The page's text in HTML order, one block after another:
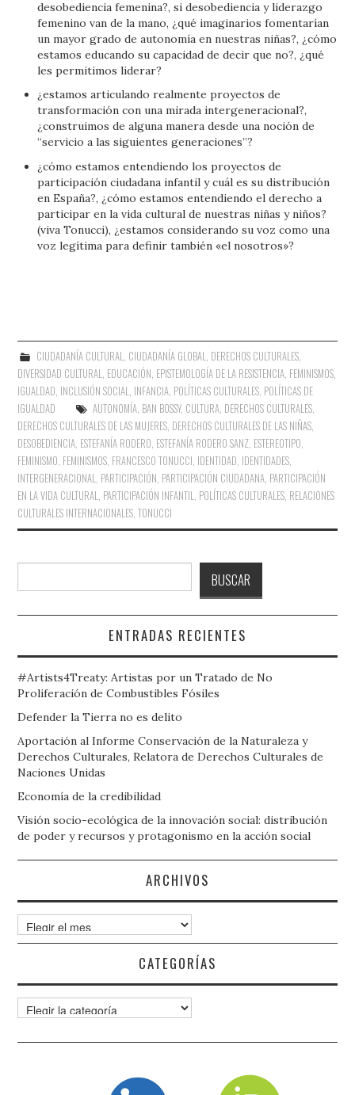
desobediencia femenina?, si desobediencia y liderazgo
femenino van de la mano, ¿qué imaginarios fomentarían
un mayor grado de autonomía en nuestras niñas?, ¿cómo
estamos educando su capacidad de decir que no?, ¿qué
les permitimos liderar?
¿estamos articulando realmente proyectos de
transformación con una mirada intergeneracional?,
¿construimos de alguna manera desde una noción de
“servicio a las siguientes generaciones”?
¿cómo estamos entendiendo los proyectos de
participación ciudadana infantil y cuál es su distribución
en España?, ¿cómo estamos entendiendo el derecho a
participar en la vida cultural de nuestras niñas y niños?
(viva Tonucci), ¿estamos considerando su voz como una
voz legítima para definir también «el nosotros»?
CIUDADANÍA CULTURAL, CIUDADANÍA GLOBAL, DERECHOS CULTURALES,
DIVERSIDAD CULTURAL, EDUCACIÓN, EPISTEMOLOGÍA DE LA RESISTENCIA, FEMINISMOS,
IGUALDAD, INCLUSIÓN SOCIAL, INFANCIA, POLÍTICAS CULTURALES, POLÍTICAS DE
IGUALDAD
AUTONOMÍA, BAN BOSSY, CULTURA, DERECHOS CULTURALES,
DERECHOS CULTURALES DE LAS MUJERES, DERECHOS CULTURALES DE LAS NIÑAS,
DESOBEDIENCIA, ESTEFANÍA RODERO, ESTEFANÍA RODERO SANZ, ESTEREOTIPO,
FEMINISMO, FEMINISMOS, FRANCESCO TONUCCI, IDENTIDAD, IDENTIDADES,
INTERGENERACIONAL, PARTICIPACIÓN, PARTICIPACIÓN CIUDADANA, PARTICIPACIÓN
EN LA VIDA CULTURAL, PARTICIPACIÓN INFANTIL, POLÍTICAS CULTURALES, RELACIONES
CULTURALES INTERNACIONALES,TONUCCI
BUSCAR
ENTRADAS RECIENTES
#Artists4Treaty: Artistas por un Tratado de No
Proliferación de Combustibles Fósiles
Defender la Tierra no es delito
Aportación al Informe Conservación de la Naturaleza y
Derechos Culturales, Relatora de Derechos Culturales de
Naciones Unidas
Economía de la credibilidad
Visión socio-ecológica de la innovación social: distribución
de poder y recursos y protagonismo en la acción social
ARCHIVOS
Archivos
CATEGORÍAS
Categorías